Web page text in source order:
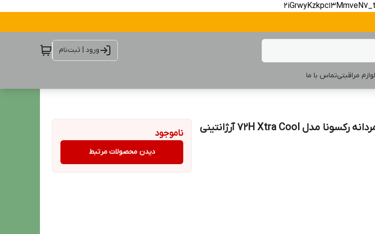
ورود | ثبت‌نام
لوازم مراقبتیتماس با ما
اسپری ضد تعریق مردانه رکسونا مدل 72H Xtra Cool آرژانتینی
ناموجود
دیدن محصولات مرتبط